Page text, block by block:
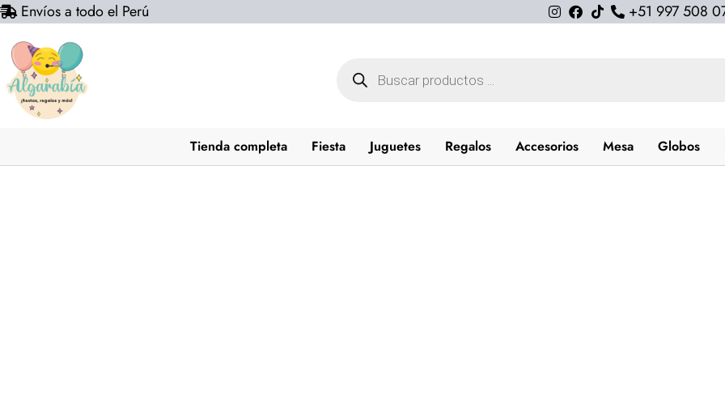
Ir
contenido
Envíos a todo el Perú +51 997 508
productos
Tienda completa Fiesta Juguetes Regalos Accesorios Mesa Globos